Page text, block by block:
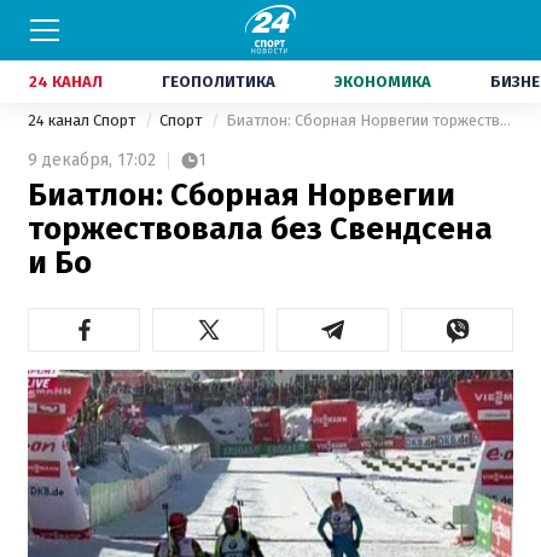
24 КАНАЛ ГЕОПОЛИТИКА ЭКОНОМИКА
24 канал Спорт Спорт Биатлон: Сборная Норвегии торжествовала без Свендсена и Бо
9 декабря, 17:02 1
Биатлон: Сборная Норвегии
торжествовала без Свендсена
и Бо